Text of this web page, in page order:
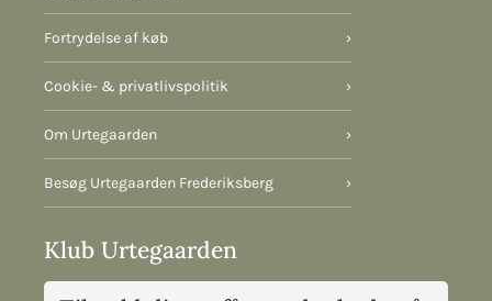
Fortrydelse af køb ›
Cookie- & privatlivspolitik ›
Om Urtegaarden ›
Besøg Urtegaarden Frederiksberg ›
Klub Urtegaarden